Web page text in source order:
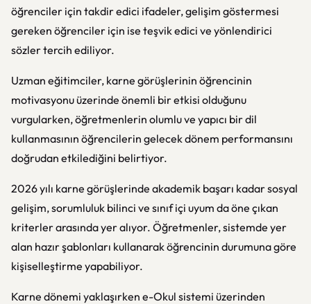
öğrenciler için takdir edici ifadeler, gelişim göstermesi
gereken öğrenciler için ise teşvik edici ve yönlendirici
sözler tercih ediliyor.
Uzman eğitimciler, karne görüşlerinin öğrencinin
motivasyonu üzerinde önemli bir etkisi olduğunu
vurgularken, öğretmenlerin olumlu ve yapıcı bir dil
kullanmasının öğrencilerin gelecek dönem performansını
doğrudan etkilediğini belirtiyor.
2026 yılı karne görüşlerinde akademik başarı kadar sosyal
gelişim, sorumluluk bilinci ve sınıf içi uyum da öne çıkan
kriterler arasında yer alıyor. Öğretmenler, sistemde yer
alan hazır şablonları kullanarak öğrencinin durumuna göre
kişiselleştirme yapabiliyor.
Karne dönemi yaklaşırken e-Okul sistemi üzerinden